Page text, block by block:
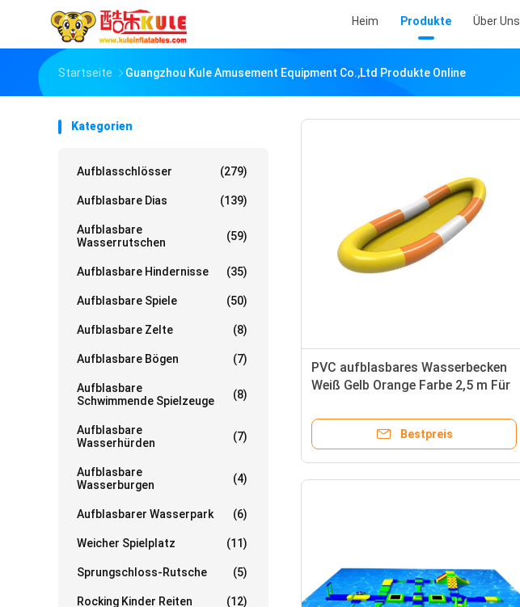
Heim Produkte Über Uns
Startseite Guangzhou Kule Amusement Equipment Co.,Ltd Produkte Online
Kategorien
Aufblasschlösser (279)
Aufblasbare Dias (139)
Aufblasbare
Wasserrutschen
(59)
Aufblasbare Hindernisse (35)
Aufblasbare Spiele (50)
Aufblasbare Zelte (8)
Aufblasbare Bögen (7)
Aufblasbare
Schwimmende Spielzeuge
(8)
Aufblasbare
Wasserhürden
(7)
Aufblasbare
Wasserburgen
(4)
Aufblasbarer Wasserpark (6)
Weicher Spielplatz (11)
Sprungschloss-Rutsche (5)
Rocking Kinder Reiten (12)
PVC aufblasbares Wasserbecken
Weiß Gelb Orange Farbe 2,5 m Für
Bestpreis